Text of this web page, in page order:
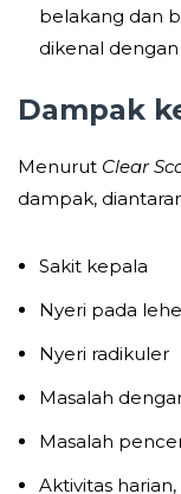
belakang dan
dikenal dengan
Dampak
Menurut Clear
dampak,
Sakit kepala
Nyeri pada
Nyeri radikuler
Masalah
Masalah
Aktivitas